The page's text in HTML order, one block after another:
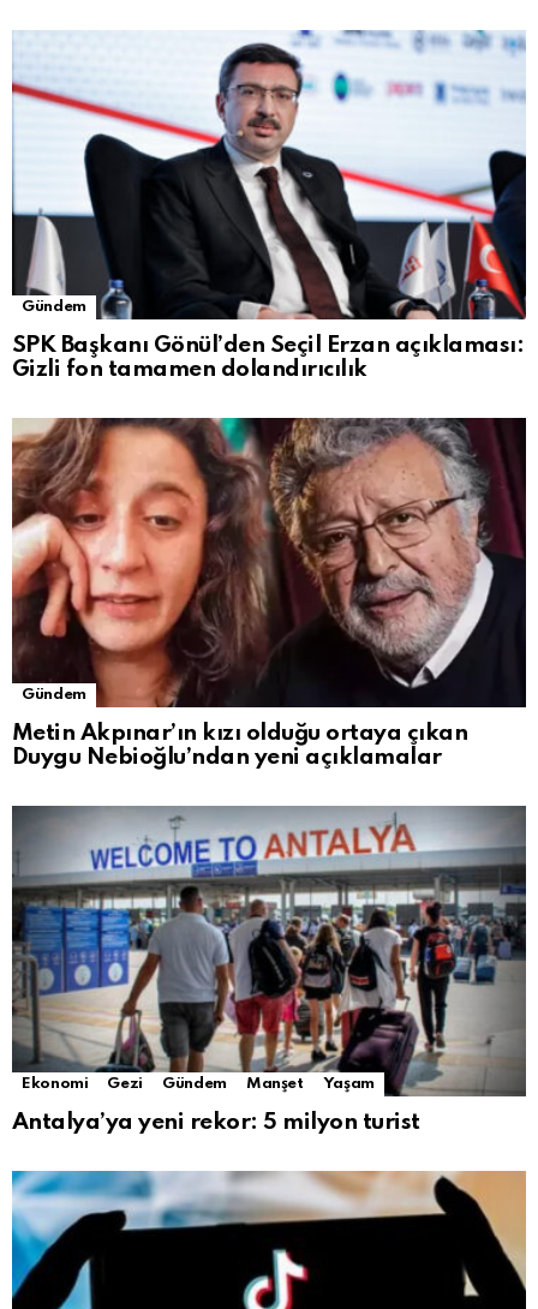
Gündem
SPK Başkanı Gönül’den Seçil Erzan açıklaması:
Gizli fon tamamen dolandırıcılık
Gündem
Metin Akpınar’ın kızı olduğu ortaya çıkan
Duygu Nebioğlu’ndan yeni açıklamalar
Ekonomi Gezi Gündem Manşet Yaşam
Antalya’ya yeni rekor: 5 milyon turist